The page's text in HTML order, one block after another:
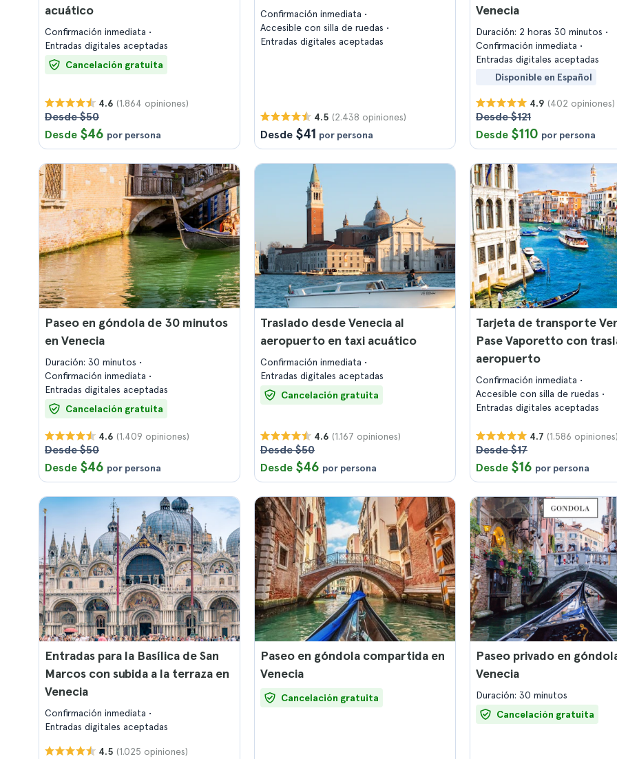
acuático
Confirmación inmediata
Entradas digitales aceptadas
Cancelación gratuita
4.6 (1.864 opiniones)
Desde $50
Desde $46 por persona
Confirmación inmediata
Accesible con silla de ruedas
Entradas digitales aceptadas
4.5 (2.438 opiniones)
Desde $41 por persona
Venecia
Duración: 2 horas 30 minutos
Confirmación inmediata
Entradas digitales aceptadas
Disponible en Español
4.9 (402 opiniones)
Desde $121
Desde $110 por persona
Paseo en góndola de 30 minutos
en Venecia
Duración: 30 minutos
Confirmación inmediata
Entradas digitales aceptadas
Cancelación gratuita
4.6 (1.409 opiniones)
Desde $50
Desde $46 por persona
Traslado desde Venecia al
aeropuerto en taxi acuático
Confirmación inmediata
Entradas digitales aceptadas
Cancelación gratuita
4.6 (1.167 opiniones)
Desde $50
Desde $46 por persona
Tarjeta de transporte
Pase Vaporetto con
aeropuerto
Confirmación inmediata
Accesible con silla de ruedas
Entradas digitales aceptadas
4.7 (1.586
Desde $17
Desde $16 por persona
Entradas para la Basílica de San
Marcos con subida a la terraza en
Venecia
Confirmación inmediata
Entradas digitales aceptadas
4.5 (1.025 opiniones)
Paseo en góndola compartida en
Venecia
Cancelación gratuita
Paseo privado en
Venecia
Duración: 30 minutos
Cancelación gratuita